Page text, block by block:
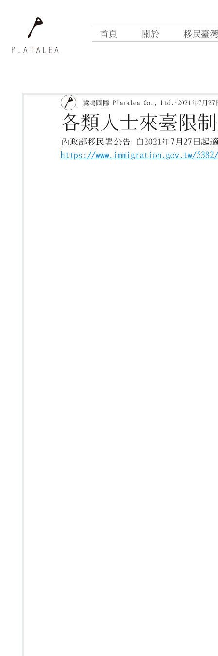
首頁 關於 移民臺灣
各類人士來臺限
鷺鳴國際 Platalea Co., Ltd. 2021年7月27
內政部移民署公告 自2021年7月27日起
https://www.immigration.gov.tw/5382/